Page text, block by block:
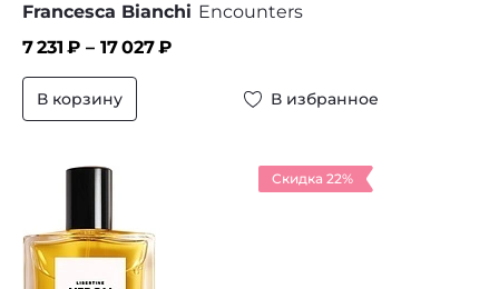
Francesca Bianchi Encounters
7 231 ₽ – 17 027₽
В корзину В избранное
Скидка 22%